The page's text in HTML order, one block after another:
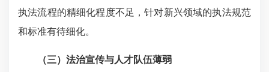
执法流程的精细化程度不足，针对新兴领域的执法规范
和标准有待细化。
（三）法治宣传与人才队伍薄弱